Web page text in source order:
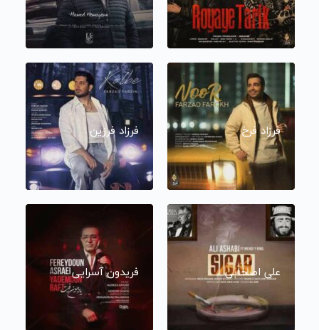
فرزاد فرخ فرزاد فرزین
علی اصحابی فریدون آسرایی